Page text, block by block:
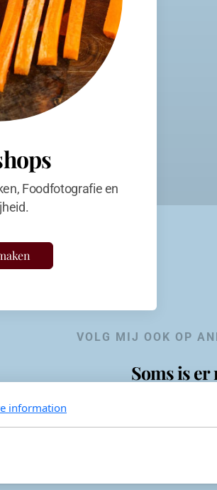
Foodfotografie en
VOLG MIJ OOK OP
Soms is er
information